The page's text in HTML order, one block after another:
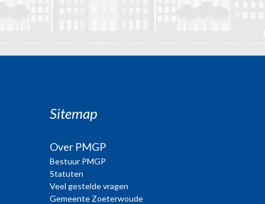
Sitemap
Over PMGP
Bestuur PMGP
Statuten
Veel gestelde vragen
Gemeente Zoeterwoude